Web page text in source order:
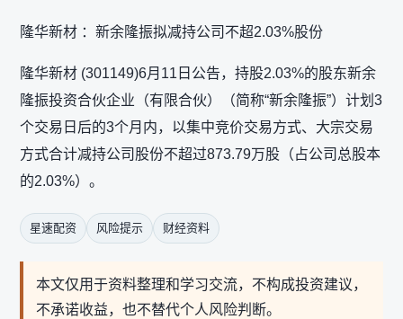
隆华新材 ：新余隆振拟减持公司不超2.03%股份
隆华新材 (301149)6月11日公告，持股2.03%的股东新余
隆振投资合伙企业（有限合伙）（简称“新余隆振”）计划3
个交易日后的3个月内，以集中竞价交易方式、大宗交易
方式合计减持公司股份不超过873.79万股（占公司总股本
的2.03%）。
星速配资 风险提示 财经资料
本文仅用于资料整理和学习交流，不构成投资建议，
不承诺收益，也不替代个人风险判断。